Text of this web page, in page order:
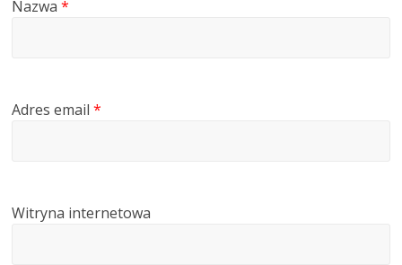
Nazwa*
Adres email*
Witryna internetowa